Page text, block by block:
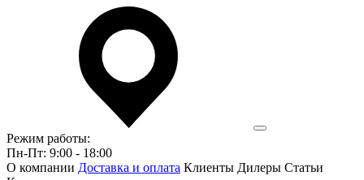
Режим работы:
Пн-Пт: 9:00 - 18:00
О компании Доставка и оплата Клиенты Дилеры Статьи